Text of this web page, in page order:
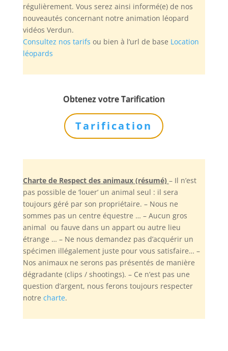
régulièrement. Vous serez ainsi informé(e) de nos
nouveautés concernant notre animation léopard
vidéos Verdun.
Consultez nos tarifs ou bien à l’url de base Location
léopards
Obtenez votre Tarification
Tarification
Charte de Respect des animaux (résumé) – Il n’est
pas possible de ‘louer’ un animal seul : il sera
toujours géré par son propriétaire. – Nous ne
sommes pas un centre équestre … – Aucun gros
animal ou fauve dans un appart ou autre lieu
étrange … – Ne nous demandez pas d’acquérir un
spécimen illégalement juste pour vous satisfaire… –
Nos animaux ne serons pas présentés de manière
dégradante (clips / shootings). – Ce n’est pas une
question d’argent, nous ferons toujours respecter
notre charte.